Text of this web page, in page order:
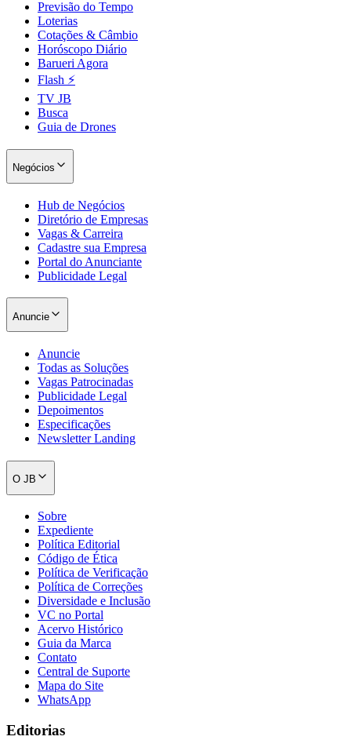
Previsão do Tempo
Loterias
Cotações & Câmbio
Horóscopo Diário
Barueri Agora
Flash ⚡
TV JB
Busca
Guia de Drones
Negócios
Hub de Negócios
Diretório de Empresas
Vagas & Carreira
Cadastre sua Empresa
Portal do Anunciante
Publicidade Legal
Anuncie
Anuncie
Todas as Soluções
Vagas Patrocinadas
Publicidade Legal
Depoimentos
Especificações
Newsletter Landing
O JB
Sobre
Expediente
Política Editorial
Código de Ética
Política de Verificação
Política de Correções
Diversidade e Inclusão
VC no Portal
Acervo Histórico
Guia da Marca
Contato
Central de Suporte
Mapa do Site
WhatsApp
Editorias